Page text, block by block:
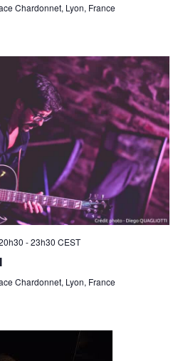
Chardonnet, Lyon, France
-23h30 CEST
Chardonnet, Lyon, France